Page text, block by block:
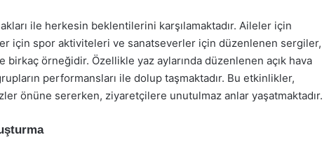
ile herkesin beklentilerini karşılamaktadır. Aileler için
için spor aktiviteleri ve sanatseverler için düzenlenen sergiler,
birkaç örneğidir. Özellikle yaz aylarında düzenlenen açık hava
performansları ile dolup taşmaktadır. Bu etkinlikler,
önüne sererken, ziyaretçilere unutulmaz anlar yaşatmaktadır.